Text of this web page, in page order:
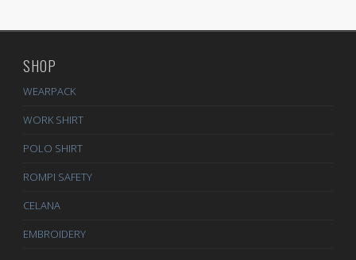
SHOP
WEARPACK
WORK SHIRT
POLO SHIRT
ROMPI SAFETY
CELANA
EMBROIDERY